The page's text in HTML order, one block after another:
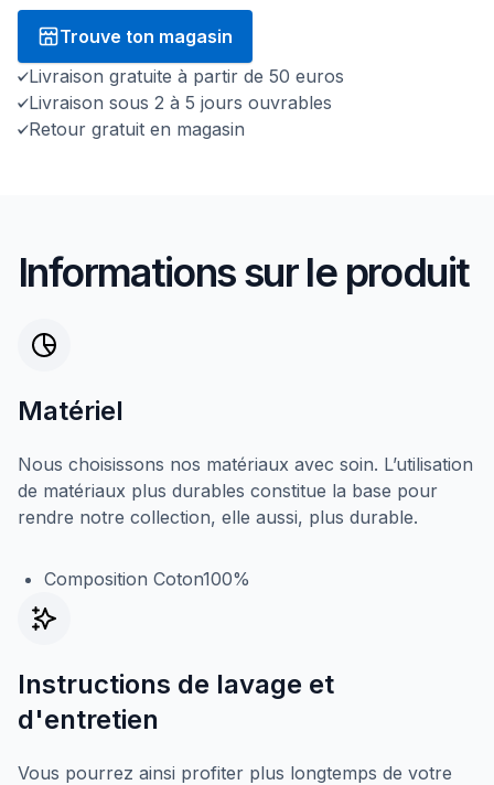
Trouve ton magasin
Livraison gratuite à partir de 50 euros
Livraison sous 2 à 5 jours ouvrables
Retour gratuit en magasin
Informations sur le produit
Matériel
Nous choisissons nos matériaux avec soin. L’utilisation
de matériaux plus durables constitue la base pour
rendre notre collection, elle aussi, plus durable.
Composition Coton100%
Instructions de lavage et
d'entretien
Vous pourrez ainsi profiter plus longtemps de votre